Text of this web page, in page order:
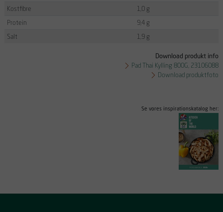
Kostfibre
1,0 g
Protein
9,4 g
Salt
1,9 g
Download produkt info
Pad Thai Kylling 800G, 23106088
Download produktfoto
Se vores inspirationskatalog her: